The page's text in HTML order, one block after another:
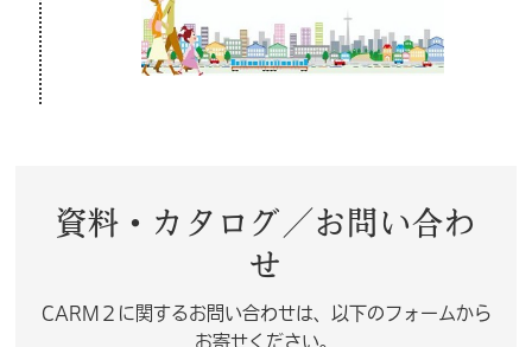
資料・カタログ／お問い合わ
せ
CARM２に関するお問い合わせは、以下のフォームから
お寄せください。